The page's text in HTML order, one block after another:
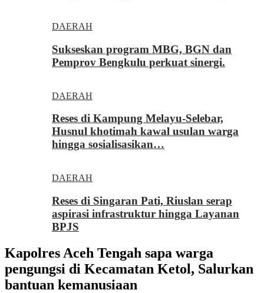
DAERAH
Sukseskan program MBG, BGN dan
Pemprov Bengkulu perkuat sinergi.
DAERAH
Reses di Kampung Melayu-Selebar,
Husnul khotimah kawal usulan warga
hingga sosialisasikan…
DAERAH
Reses di Singaran Pati, Riuslan serap
aspirasi infrastruktur hingga Layanan
BPJS
Kapolres Aceh Tengah sapa warga
pengungsi di Kecamatan Ketol, Salurkan
bantuan kemanusiaan